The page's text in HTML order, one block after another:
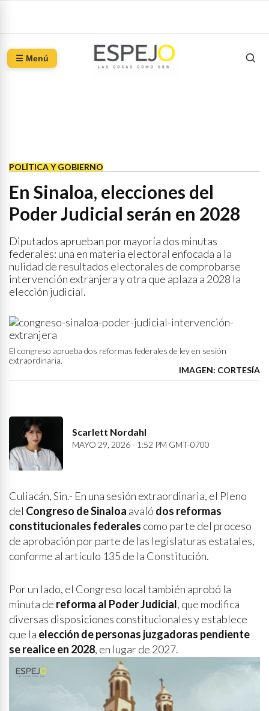
☰ Menú
POLÍTICA Y GOBIERNO
En Sinaloa, elecciones del
Poder Judicial serán en 2028
Diputados aprueban por mayoría dos minutas
federales: una en materia electoral enfocada a la
nulidad de resultados electorales de comprobarse
intervención extranjera y otra que aplaza a 2028 la
elección judicial.
El congreso aprueba dos reformas federales de ley en sesión
extraordinaria.
IMAGEN: CORTESÍA
Scarlett Nordahl
MAYO 29, 2026 - 1:52 PM GMT-0700
Culiacán, Sin.- En una sesión extraordinaria, el Pleno
del Congreso de Sinaloa avaló dos reformas
constitucionales federales como parte del proceso
de aprobación por parte de las legislaturas estatales,
conforme al artículo 135 de la Constitución.
Por un lado, el Congreso local también aprobó la
minuta de reforma al Poder Judicial, que modifica
diversas disposiciones constitucionales y establece
que la elección de personas juzgadoras pendiente
se realice en 2028, en lugar de 2027.